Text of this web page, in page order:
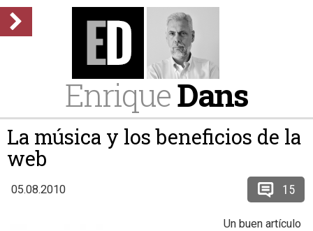
EnriqueDans
La música y los beneficios de la
web
05.08.2010 15
Un buen artículo